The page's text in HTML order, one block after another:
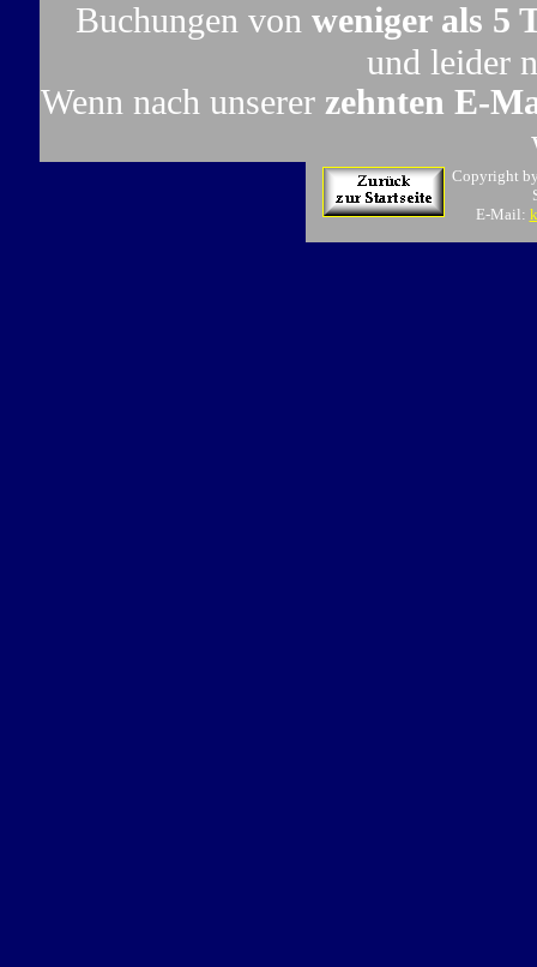
Buchungen von weniger als 5
und leider
Wenn nach unserer zehnten E-
Copyright
E-Mail: